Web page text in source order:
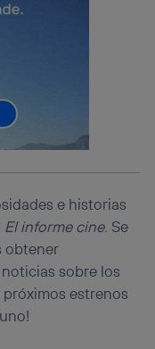
e historias
El informe cine. Se
obtener
sobre los
estrenos
dispositivo y
el mismo
función de las
del hogar
será más
Utiq seleccionando
esta página web o
Utiq
consulta